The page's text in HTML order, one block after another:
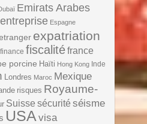
Emirats Arabes
entreprise Espagne
expatriation
finance fiscalitéfrance
porcine Haïti Hong Kong Inde
Londres Maroc Mexique
risques Royaume-
Suisse sécurité séisme
USA visa